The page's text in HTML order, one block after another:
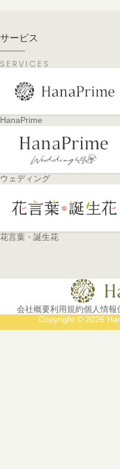
サービス
SERVICES
HanaPrime
ウェディング
花言葉・誕生花
会社概要利用規約個人情報
Copyright © 2026